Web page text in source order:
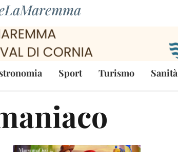
Sport Turismo Sanità